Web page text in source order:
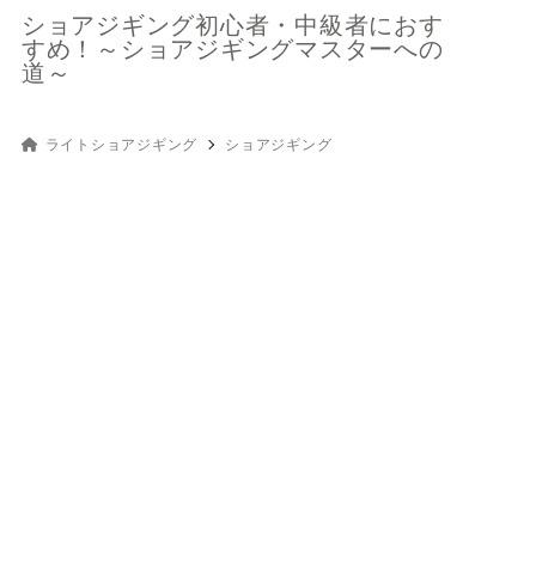
ショアジギング初心者・中級者におす
すめ！～ショアジギングマスターへの
道～
ライトショアジギング ショアジギング